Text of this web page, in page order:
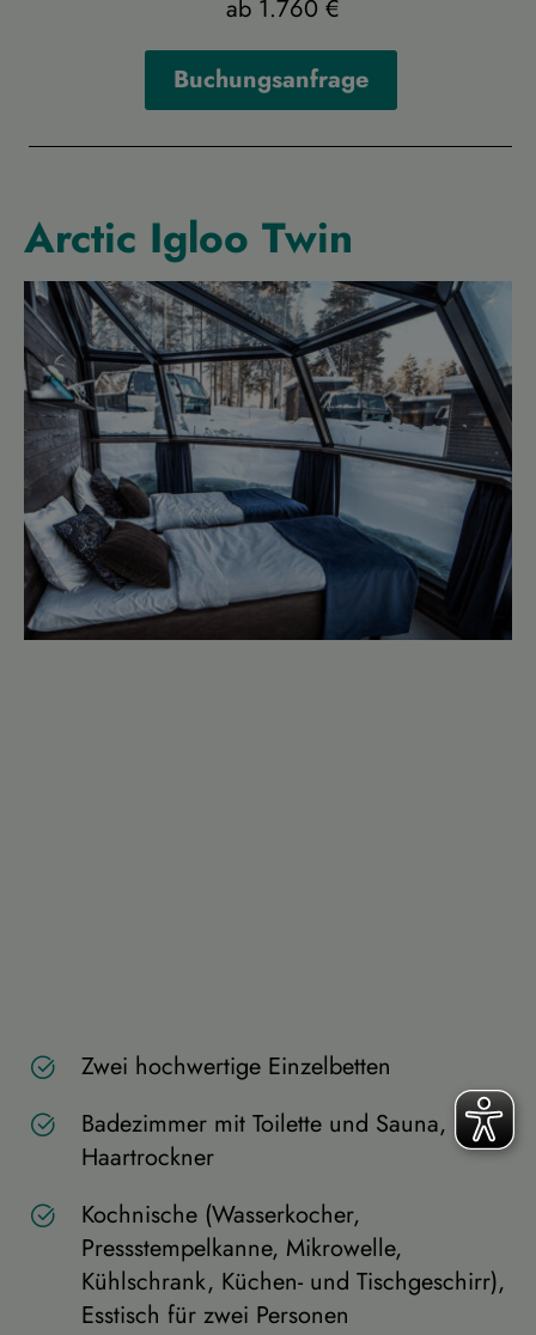
ab 1.760 €
Buchungsanfrage
Arctic Igloo Twin
Zwei hochwertige Einzelbetten
Badezimmer mit Toilette und Sauna,
Haartrockner
Kochnische (Wasserkocher,
Pressstempelkanne, Mikrowelle,
Kühlschrank, Küchen- und Tischgeschirr),
Esstisch für zwei Personen